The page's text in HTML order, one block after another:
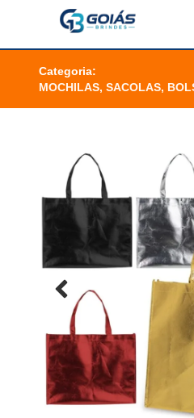
Categoria:
MOCHILAS, SACOLAS,